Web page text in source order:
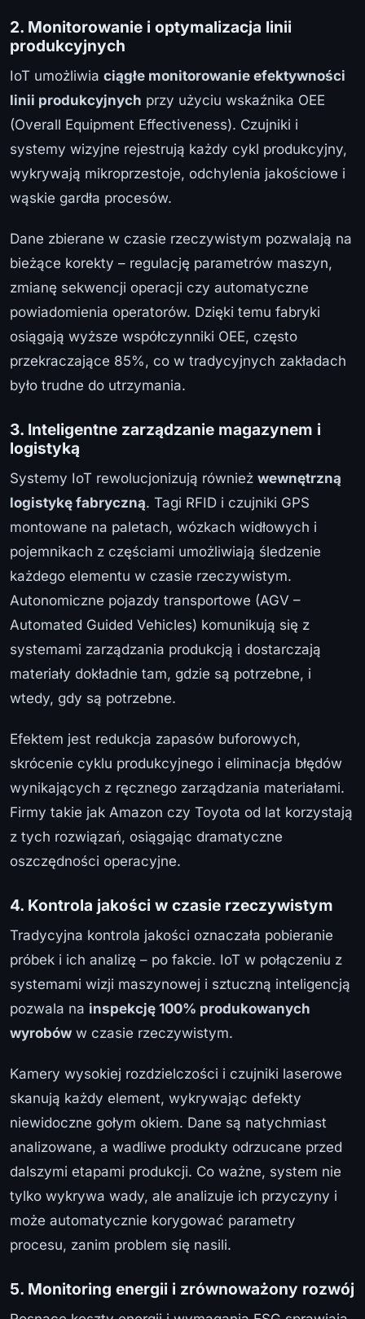
2. Monitorowanie i optymalizacja linii
produkcyjnych
IoT umożliwia ciągłe monitorowanie efektywności
linii produkcyjnych przy użyciu wskaźnika OEE
(Overall Equipment Effectiveness). Czujniki i
systemy wizyjne rejestrują każdy cykl produkcyjny,
wykrywają mikroprzestoje, odchylenia jakościowe i
wąskie gardła procesów.
Dane zbierane w czasie rzeczywistym pozwalają na
bieżące korekty – regulację parametrów maszyn,
zmianę sekwencji operacji czy automatyczne
powiadomienia operatorów. Dzięki temu fabryki
osiągają wyższe współczynniki OEE, często
przekraczające 85%, co w tradycyjnych zakładach
było trudne do utrzymania.
3. Inteligentne zarządzanie magazynem i
logistyką
Systemy IoT rewolucjonizują również wewnętrzną
logistykę fabryczną. Tagi RFID i czujniki GPS
montowane na paletach, wózkach widłowych i
pojemnikach z częściami umożliwiają śledzenie
każdego elementu w czasie rzeczywistym.
Autonomiczne pojazdy transportowe (AGV –
Automated Guided Vehicles) komunikują się z
systemami zarządzania produkcją i dostarczają
materiały dokładnie tam, gdzie są potrzebne, i
wtedy, gdy są potrzebne.
Efektem jest redukcja zapasów buforowych,
skrócenie cyklu produkcyjnego i eliminacja błędów
wynikających z ręcznego zarządzania materiałami.
Firmy takie jak Amazon czy Toyota od lat korzystają
z tych rozwiązań, osiągając dramatyczne
oszczędności operacyjne.
4. Kontrola jakości w czasie rzeczywistym
Tradycyjna kontrola jakości oznaczała pobieranie
próbek i ich analizę – po fakcie. IoT w połączeniu z
systemami wizji maszynowej i sztuczną inteligencją
pozwala na inspekcję 100% produkowanych
wyrobów w czasie rzeczywistym.
Kamery wysokiej rozdzielczości i czujniki laserowe
skanują każdy element, wykrywając defekty
niewidoczne gołym okiem. Dane są natychmiast
analizowane, a wadliwe produkty odrzucane przed
dalszymi etapami produkcji. Co ważne, system nie
tylko wykrywa wady, ale analizuje ich przyczyny i
może automatycznie korygować parametry
procesu, zanim problem się nasili.
5. Monitoring energii i zrównoważony rozwój